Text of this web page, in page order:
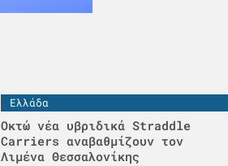
Ελλάδα
Οκτώ νέα υβριδικά Straddle
Carriers αναβαθμίζουν τον
Λιμένα Θεσσαλονίκης